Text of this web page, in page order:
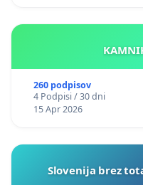
260 podpisov
4 Podpisi / 30 dni
15 Apr 2026
Slovenija brez